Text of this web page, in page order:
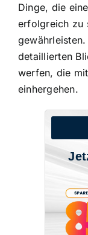
Dinge, die
erfolgreich zu
detaillierten
werfen, die
einhergehen.